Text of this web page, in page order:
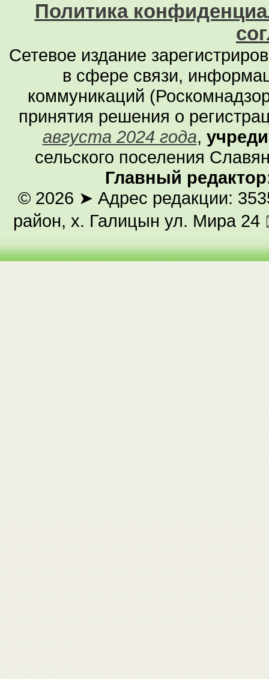
Политика
Сетевое издание
в сфере связи,
коммуникаций
принятия решения о
августа 2024 года,
сельского поселения
Главный
© 2026 ➤ Адрес редакции:
район, х. Галицын ул. Мира